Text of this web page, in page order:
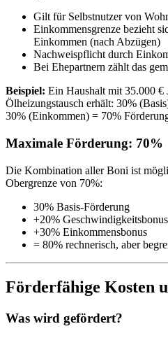
Gilt für Selbstnutzer von
Einkommensgrenze bezieht
Einkommen (nach Abzügen)
Nachweispflicht durch
Bei Ehepartnern zählt das
Beispiel: Ein Haushalt mit 35.000 €
Ölheizungstausch erhält: 30%
30% (Einkommen) = 70%
Maximale Förderung: 70%
Die Kombination aller Boni ist
Obergrenze von 70%:
30% Basis-Förderung
+20% Geschwindigkeitsbonus
+30% Einkommensbonus
= 80% rechnerisch, aber
Förderfähige Kosten
Was wird gefördert?